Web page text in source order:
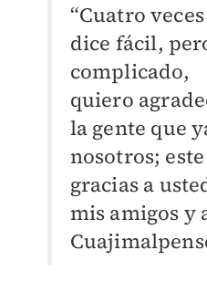
“Cuatro
dice fácil,
complicado,
quiero
la gente que
nosotros;
gracias a
mis amigos y